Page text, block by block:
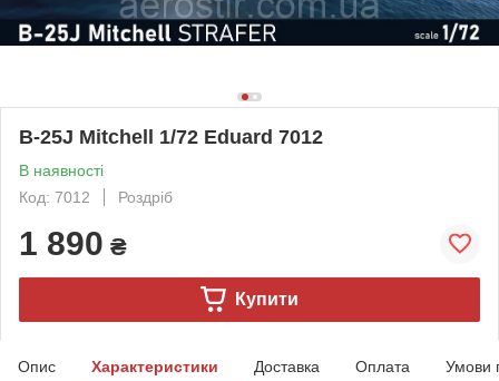
B-25J Mitchell 1/72 Eduard 7012
В наявності
Код: 7012
Роздріб
1 890 ₴
Купити
Опис Характеристики Доставка Оплата Умови